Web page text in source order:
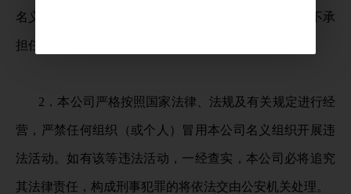
名义的不法分子之间发生的一切交易行为，本公司均不承
担任何责任。
2．本公司严格按照国家法律、法规及有关规定进行经
营，严禁任何组织（或个人）冒用本公司名义组织开展违
法活动。如有该等违法活动，一经查实，本公司必将追究
其法律责任，构成刑事犯罪的将依法交由公安机关处理。